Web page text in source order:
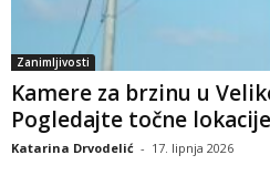
Zanimljivosti
Kamere za brzinu u
Pogledajte točne lokacije
Katarina Drvodelić - 17. lipnja 2026